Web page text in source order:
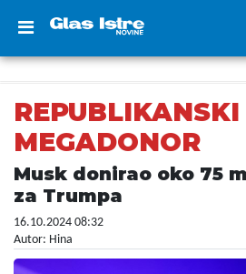
REPUBLIKANSKI
MEGADONOR
Musk donirao oko 75
za Trumpa
16.10.2024 08:32
Autor: Hina